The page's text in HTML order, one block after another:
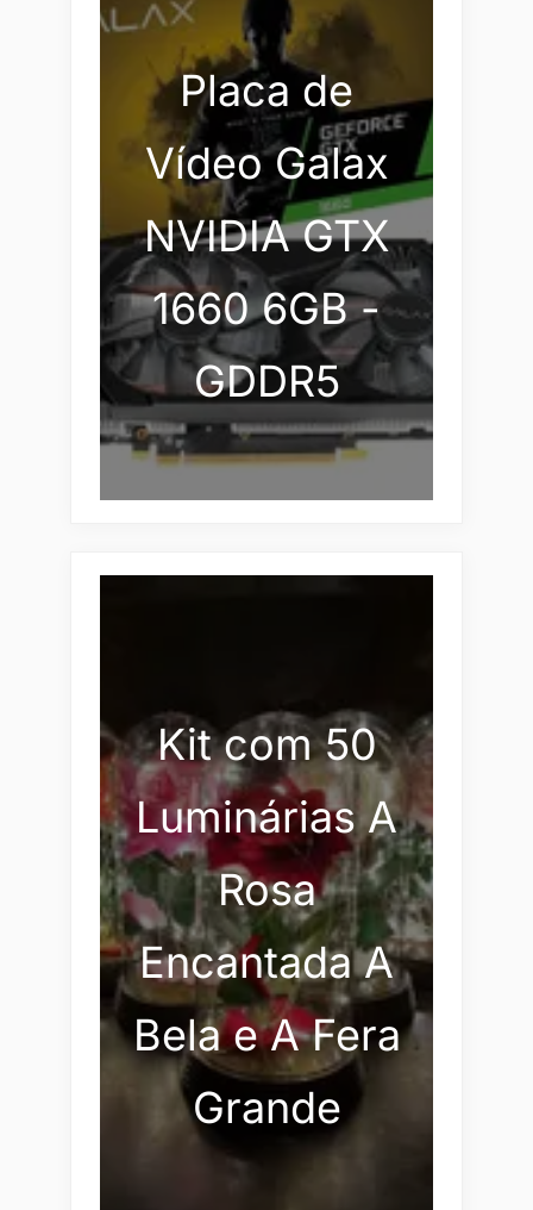
Placa de
Vídeo Galax
NVIDIA GTX
1660 6GB -
GDDR5
Kit com 50
Luminárias A
Rosa
Encantada A
Bela e A Fera
Grande